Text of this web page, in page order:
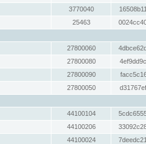
3770040
25463
27800060
27800080
27800090
27800050
44100104
44100206
44100024